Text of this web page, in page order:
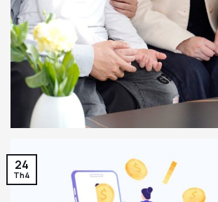
24
Th4